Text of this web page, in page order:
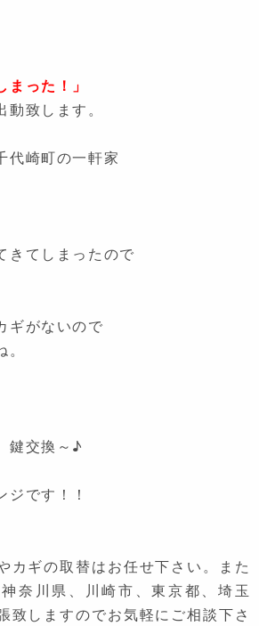
まった！」
動致します。
代崎町の一軒家
きてしまったので
ギがないので
鍵交換～♪
ジです！！
ギの取替はお任せ下さい。また
奈川県、川崎市、東京都、埼玉
致しますのでお気軽にご相談下さ